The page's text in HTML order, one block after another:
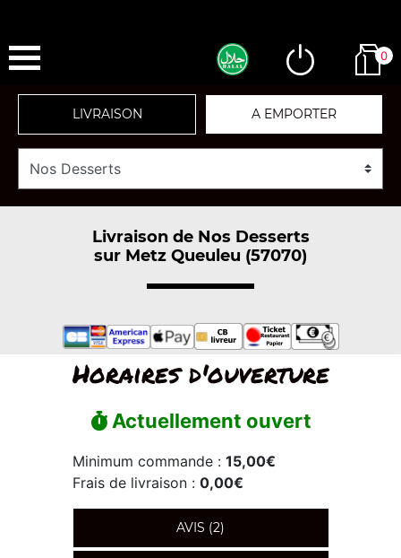
0
LIVRAISON A EMPORTER
Livraison de Nos Desserts
sur Metz Queuleu (57070)
Horaires d'ouverture
Actuellement ouvert
Minimum commande : 15,00€
Frais de livraison : 0,00€
AVIS (2)